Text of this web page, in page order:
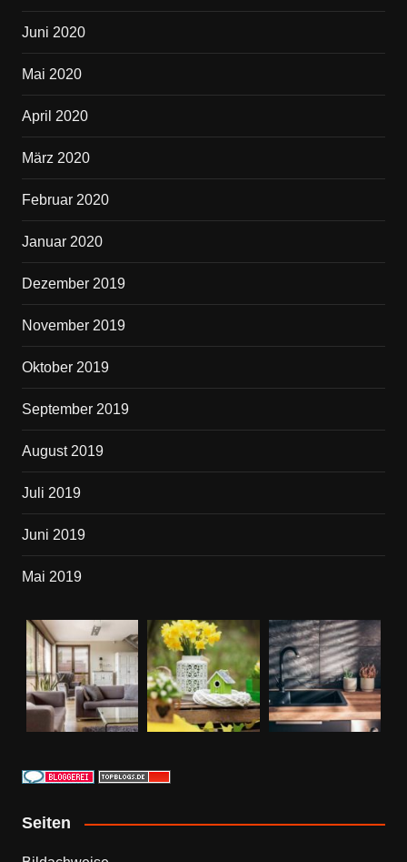
Juni 2020
Mai 2020
April 2020
März 2020
Februar 2020
Januar 2020
Dezember 2019
November 2019
Oktober 2019
September 2019
August 2019
Juli 2019
Juni 2019
Mai 2019
Seiten